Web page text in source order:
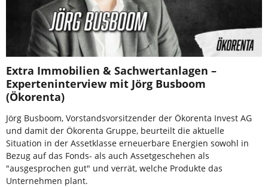
Extra Immobilien & Sachwertanlagen –
Experteninterview mit Jörg Busboom
(Ökorenta)
Jörg Busboom, Vorstandsvorsitzender der Ökorenta Invest AG
und damit der Ökorenta Gruppe, beurteilt die aktuelle
Situation in der Assetklasse erneuerbare Energien sowohl in
Bezug auf das Fonds- als auch Assetgeschehen als
"ausgesprochen gut" und verrät, welche Produkte das
Unternehmen plant.